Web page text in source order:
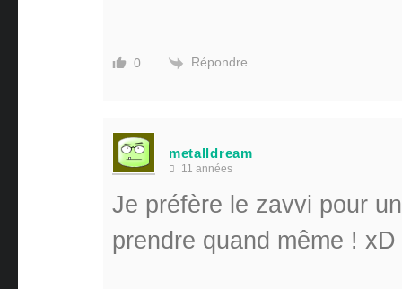
0 Répondre
metalldream
11 années
Je préfère le zavvi pour
prendre quand même ! xD